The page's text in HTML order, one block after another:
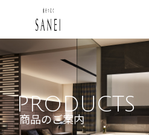
PRODUCTS
商品のご案内